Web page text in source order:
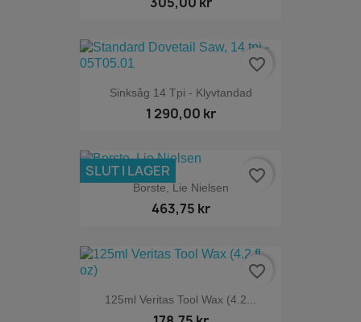
Sinksåg 14 Tpi - Klyvtandad
1 290,00 kr
favorite_border
Borste, Lie Nielsen
463,75 kr
SLUT I LAGER favorite_border
125ml Veritas Tool Wax (4.2...
favorite_border